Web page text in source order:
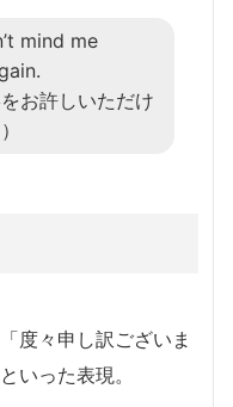
mind me
をお許しいただけ
度々申し訳ございま
いった表現。